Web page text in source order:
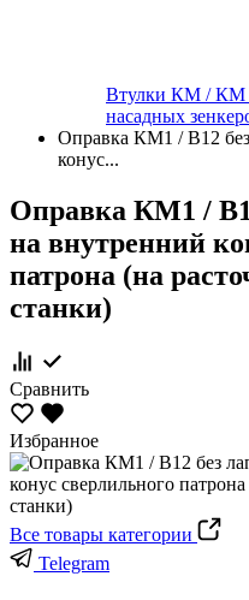
Втулки КМ / КМ
насадных
Оправка КМ1 / В12
конус...
Оправка КМ1 /
на внутренний
патрона (на
станки)
Сравнить
Избранное
Все товары категории
Telegram